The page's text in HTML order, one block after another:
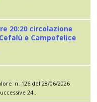
20:20 circolazione
e Campofelice
n. 126 del 28/06/2026
24...